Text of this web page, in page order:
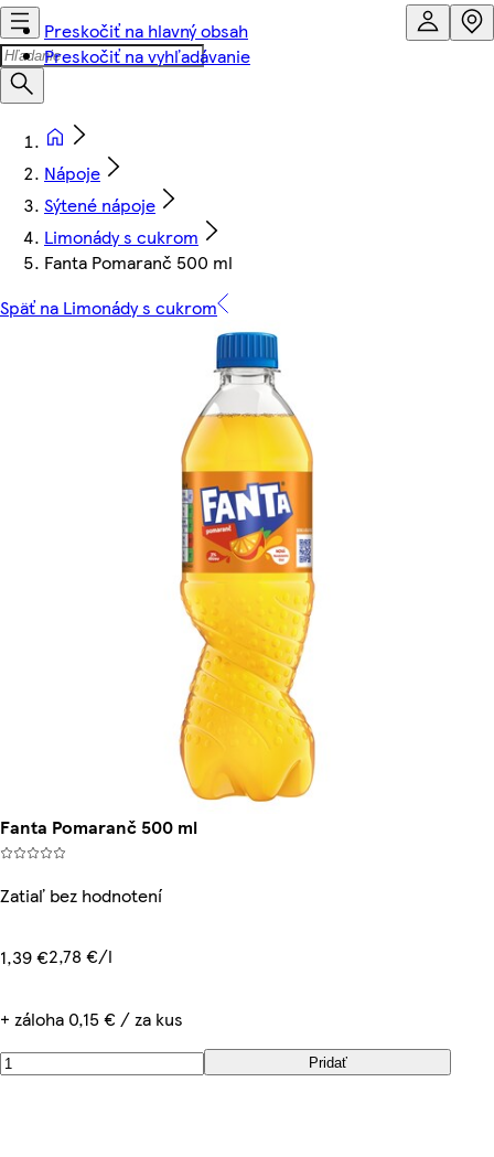
Preskočiť na hlavný obsah
Preskočiť na vyhľadávanie
Nápoje
Sýtené nápoje
Limonády s cukrom
Fanta Pomaranč 500 ml
Späť na Limonády s cukrom
Fanta Pomaranč 500 ml
Zatiaľ bez hodnotení
1,39 €2,78 €/l
+ záloha 0,15 € / za kus
Pridať